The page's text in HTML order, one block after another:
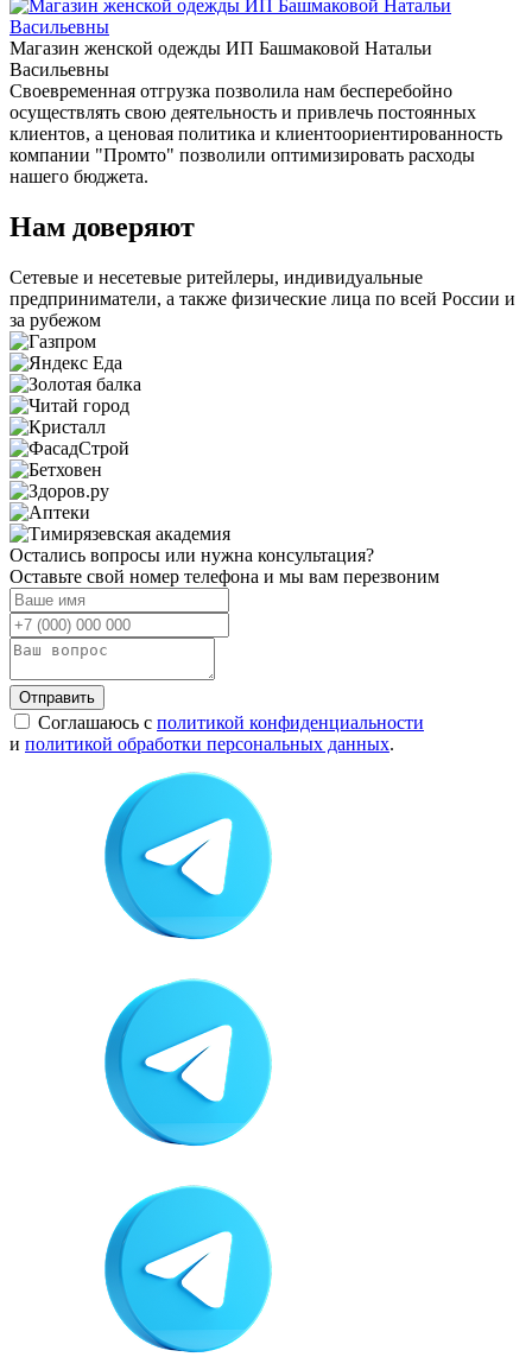
Магазин женской одежды ИП Башмаковой Натальи
Васильевны
Своевременная отгрузка позволила нам бесперебойно
осуществлять свою деятельность и привлечь постоянных
клиентов, а ценовая политика и клиентоориентированность
компании "Промто" позволили оптимизировать расходы
нашего бюджета.
Нам доверяют
Сетевые и несетевые ритейлеры, индивидуальные
предприниматели, а также физические лица по всей России и
за рубежом
Остались вопросы или нужна консультация?
Оставьте свой номер телефона и мы вам перезвоним
Отправить
Соглашаюсь с политикой конфиденциальности
и политикой обработки персональных данных.